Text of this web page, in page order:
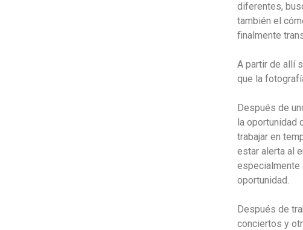
diferentes,
también el
finalmente
A partir de allí
que la
Después de
la oportunidad
trabajar en
estar alerta al
especialmente
oportunidad.
Después de
conciertos y